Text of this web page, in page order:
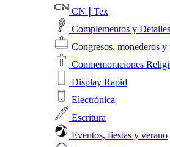
CN❘Tex
Complementos y Detalles
Congresos, monederos y
Conmemoraciones
Display Rapid
Electrónica
Escritura
Eventos, fiestas y verano